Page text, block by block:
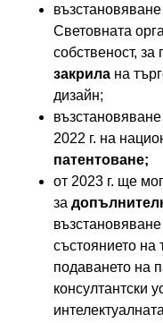
Световната
собственост,
закрила на
дизайн;
2022 г. на
патентоване;
от 2023 г. ще
за
състоянието на
подаването на
консултантски